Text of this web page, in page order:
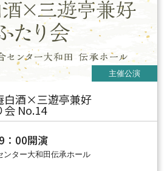
白酒×三遊亭兼好
会 No.14
：00開演
ンター大和田伝承ホール